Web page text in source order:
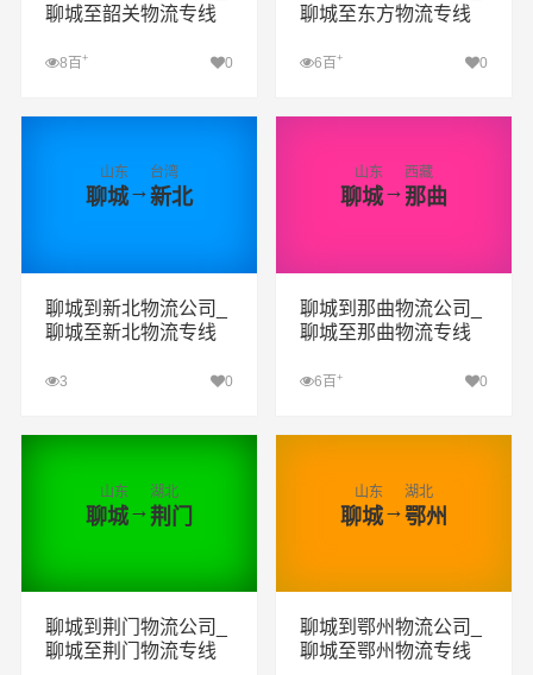
聊城至韶关物流专线
8百+ 0
查看详细
聊城至东方物流专线
6百+ 0
查看详细
山东
聊城→
台湾
新北
聊城到新北物流公司_
聊城至新北物流专线
3 0
查看详细
山东
聊城→
西藏
那曲
聊城到那曲物流公司_
聊城至那曲物流专线
6百+ 0
查看详细
山东
聊城→
湖北
荆门
聊城到荆门物流公司_
聊城至荆门物流专线
山东
聊城→
湖北
鄂州
聊城到鄂州物流公司_
聊城至鄂州物流专线